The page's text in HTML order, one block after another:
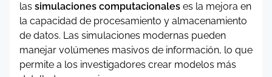
las simulaciones computacionales es la mejora en
la capacidad de procesamiento y almacenamiento
de datos. Las simulaciones modernas pueden
manejar volúmenes masivos de información, lo que
permite a los investigadores crear modelos más